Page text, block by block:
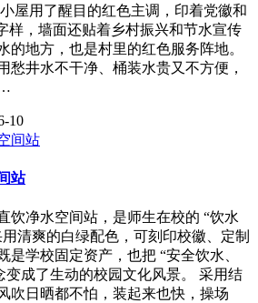
屋用了醒目的红色主调，印着党徽和
样，墙面还贴着乡村振兴和节水宣传
的地方，也是村里的红色服务阵地。
愁井水不干净、桶装水贵又不方便，
10
站
饮净水空间站，是师生在校的 “饮水
清爽的白绿配色，可刻印校徽、定制
是学校固定资产，也把 “安全饮水、
变成了生动的校园文化风景。 采用结
吹日晒都不怕，装起来也快，操场